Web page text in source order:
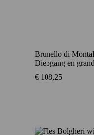
Brunello di
Diepgang en
€ 108,25